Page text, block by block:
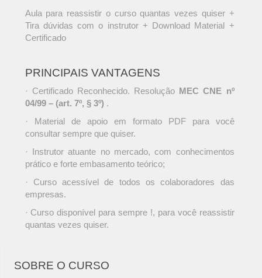
Aula para reassistir o curso quantas vezes quiser +
Tira dúvidas com o instrutor + Download Material +
Certificado
PRINCIPAIS VANTAGENS
· Certificado Reconhecido. Resolução MEC CNE nº
04/99 – (art. 7º, § 3º) .
· Material de apoio em formato PDF para você
consultar sempre que quiser.
· Instrutor atuante no mercado, com conhecimentos
prático e forte embasamento teórico;
· Curso acessível de todos os colaboradores das
empresas.
· Curso disponível para sempre !, para você reassistir
quantas vezes quiser.
SOBRE O CURSO